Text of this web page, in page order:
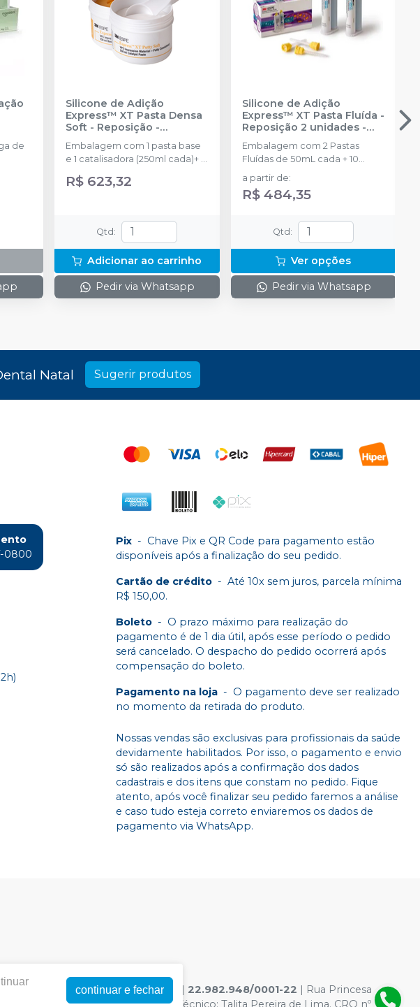
de
Silicone de Adição
Express™ XT Pasta Densa
Soft - Reposição -
Embalagem com 1 pasta base
e 1 catalisadora (250ml cada)+ 2
R$ 623,32
Qtd :
Adicionar ao carrinho
Pedir via Whatsapp
Silicone de Adição
Express™ XT Pasta Fluída -
Reposição 2 unidades-
Embalagem com 2 Pastas
Fluídas de 50mL cada + 10
pontas misturadoras
a partir de:
R$ 484,35
Qtd :
Ver opções
Pedir via Whatsapp
Natal Sugerir produtos
0800
Pix - Chave Pix e QR Code para pagamento estão
disponíveis após a finalização do seu pedido.
Cartão de crédito - Até 10x sem juros, parcela mínima
R$ 150,00.
Boleto - O prazo máximo para realização do
pagamento é de 1 dia útil, após esse período o pedido
será cancelado. O despacho do pedido ocorrerá após
compensação do boleto.
Pagamento na loja - O pagamento deve ser realizado
no momento da retirada do produto.
Nossas vendas são exclusivas para profissionais da saúde
devidamente habilitados. Por isso, o pagamento e envio
só são realizados após a confirmação dos dados
cadastrais e dos itens que constam no pedido. Fique
atento, após você finalizar seu pedido faremos a análise
e caso tudo esteja correto enviaremos os dados de
pagamento via WhatsApp.
ODONTOLOGICOS LTDA | 22.982.948/0001-22 | Rua Princesa
8.13375.9 - Responsável Técnico: Talita Pereira de Lima. CRO nº RN-
continuar e fechar